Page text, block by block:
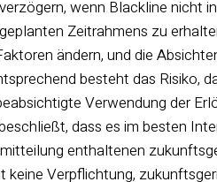
wenn Blackline nicht
Zeitrahmens zu
ändern, und die
besteht das Risiko,
Verwendung der
dass es im besten
enthaltenen
keine Verpflichtung,